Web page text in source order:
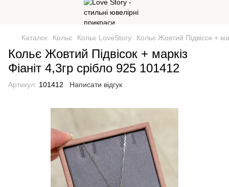
Каталог Кольє Кольє LoveStory Кольє Жовтий Підвісок +
Кольє Жовтий Підвісок + маркіз
Фіаніт 4,3гр срібло 925 101412
Артикул: 101412 Написати відгук